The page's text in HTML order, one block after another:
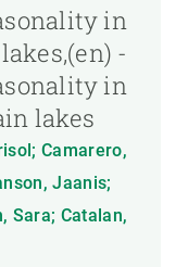
in
-
in
lakes
Camarero,
Jaanis;
Sara; Catalan,